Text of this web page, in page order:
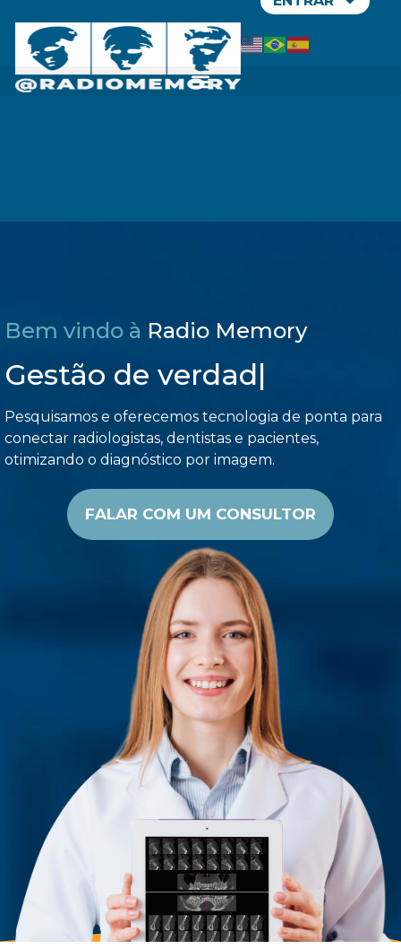
Bem vindo à Radio Memory
Gestão de verdade
Pesquisamos e oferecemos tecnologia de ponta para
conectar radiologistas, dentistas e pacientes,
otimizando o diagnóstico por imagem.
FALAR COM UM CONSULTOR